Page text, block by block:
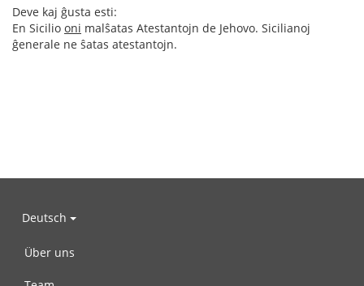
Deve kaj ĝusta esti:
En Sicilio oni malŝatas Atestantojn de Jehovo. Sicilianoj
ĝenerale ne ŝatas atestantojn.
Deutsch
Über uns